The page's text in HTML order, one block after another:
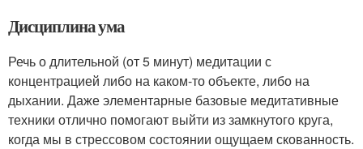
Дисциплина ума
Речь о длительной (от 5 минут) медитации с
концентрацией либо на каком-то объекте, либо на
дыхании. Даже элементарные базовые медитативные
техники отлично помогают выйти из замкнутого круга,
когда мы в стрессовом состоянии ощущаем скованность.